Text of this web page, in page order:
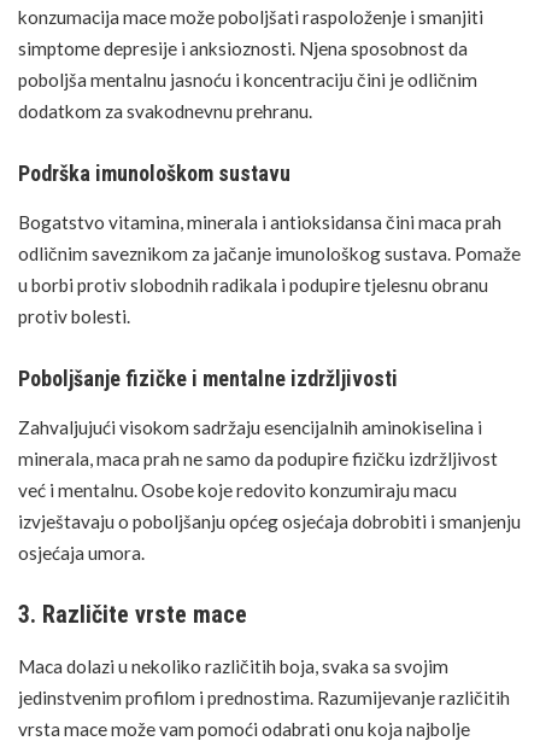
konzumacija mace može poboljšati raspoloženje i smanjiti
simptome depresije i anksioznosti. Njena sposobnost da
poboljša mentalnu jasnoću i koncentraciju čini je odličnim
dodatkom za svakodnevnu prehranu.
Podrška imunološkom sustavu
Bogatstvo vitamina, minerala i antioksidansa čini maca prah
odličnim saveznikom za jačanje imunološkog sustava. Pomaže
u borbi protiv slobodnih radikala i podupire tjelesnu obranu
protiv bolesti.
Poboljšanje fizičke i mentalne izdržljivosti
Zahvaljujući visokom sadržaju esencijalnih aminokiselina i
minerala, maca prah ne samo da podupire fizičku izdržljivost
već i mentalnu. Osobe koje redovito konzumiraju macu
izvještavaju o poboljšanju općeg osjećaja dobrobiti i smanjenju
osjećaja umora.
3. Različite vrste mace
Maca dolazi u nekoliko različitih boja, svaka sa svojim
jedinstvenim profilom i prednostima. Razumijevanje različitih
vrsta mace može vam pomoći odabrati onu koja najbolje